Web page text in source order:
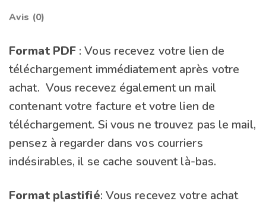
Avis (0)
Format PDF : Vous recevez votre lien de
téléchargement immédiatement après votre
achat. Vous recevez également un mail
contenant votre facture et votre lien de
téléchargement. Si vous ne trouvez pas le mail,
pensez à regarder dans vos courriers
indésirables, il se cache souvent là-bas.
Format plastifié: Vous recevez votre achat